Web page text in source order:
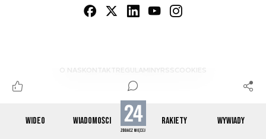
WIDEO WIADOMOŚCI RAKIETY WYWIADY
O NAS KONTAKTREGULAMINYRSS COOKIES
© 2012-2026 SPACE24